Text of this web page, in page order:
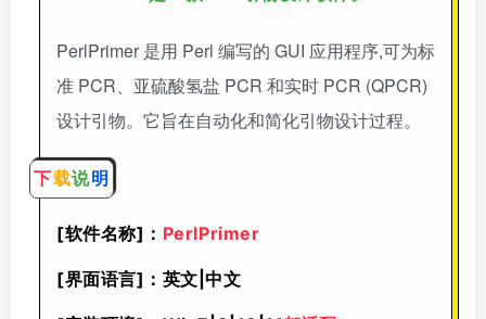
PerlPrimer 是用 Perl 编写的 GUI 应用程序,可为标
准 PCR、亚硫酸氢盐 PCR 和实时 PCR (QPCR)
设计引物。它旨在自动化和简化引物设计过程。
下载说明
[软件名称]： PerlPrimer
[界面语言]：英文|中文